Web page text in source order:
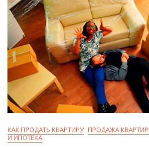
КАК ПРОДАТЬ КВАРТИРУ ПРОДАЖА
И ИПОТЕКА